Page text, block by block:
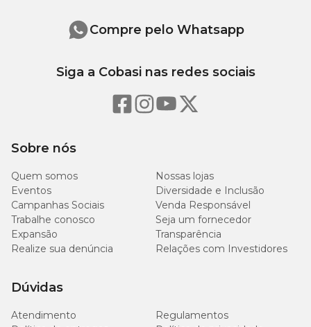
Contraindicações
O uso do medicamento é contraindicado nos seguintes casos:
Animais com menos de 12 meses de idade;
Cadelas e gatas gestantes ou lactantes;
AINEs, corticoesteróides e drogas nefrotóxicas;
gastrointestinal ativa ou sangramento, pacientes com
insuficiência hepática, cardíaca ou renal e distúrbios
hemorrágicos.
Efeitos colaterais
Vômitos;
Sobre nós
Quem somos
Nossas lojas
Eventos
Diversidade e Inclusão
Campanhas Sociais
Venda Responsável
Trabalhe conosco
Seja um fornecedor
Expansão
Transparência
Realize sua denúncia
Relações com Investidores
Dúvidas
Atendimento
Regulamentos
Compre pelo Whatsapp
Siga a Cobasi nas redes sociais